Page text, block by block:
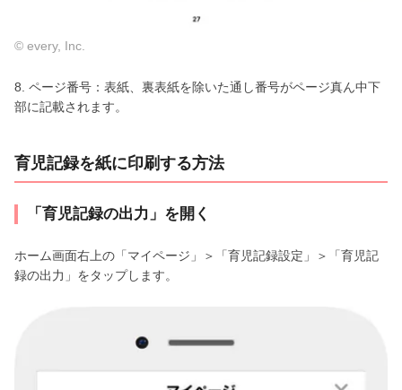
© every, Inc.
8. ページ番号：表紙、裏表紙を除いた通し番号がページ真ん中下
部に記載されます。
育児記録を紙に印刷する方法
「育児記録の出力」を開く
ホーム画面右上の「マイページ」＞「育児記録設定」＞「育児記
録の出力」をタップします。